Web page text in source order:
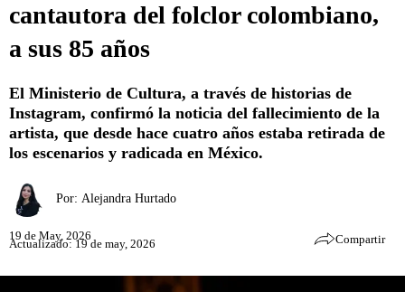
cantautora del folclor colombiano,
a sus 85 años
El Ministerio de Cultura, a través de historias de
Instagram, confirmó la noticia del fallecimiento de la
artista, que desde hace cuatro años estaba retirada de
los escenarios y radicada en México.
Por: Alejandra Hurtado
19 de May, 2026
Actualizado: 19 de may, 2026 Compartir